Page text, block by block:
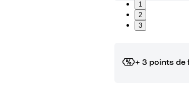
1
2
3
+ 3 points de